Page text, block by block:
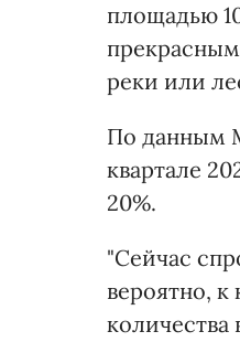
площадью
реки или
По данным
квартале
20%.
"Сейчас
вероятно, к
количества